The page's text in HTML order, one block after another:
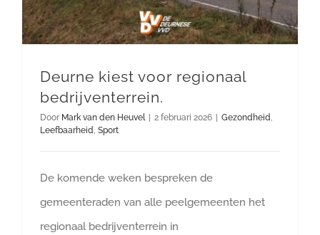
Deurne kiest voor regionaal
bedrijventerrein.
Door Mark van den Heuvel | 2 februari 2026 | Gezondheid
Leefbaarheid Sport
De komende weken bespreken de
gemeenteraden van alle peelgemeenten het
regionaal bedrijventerrein in